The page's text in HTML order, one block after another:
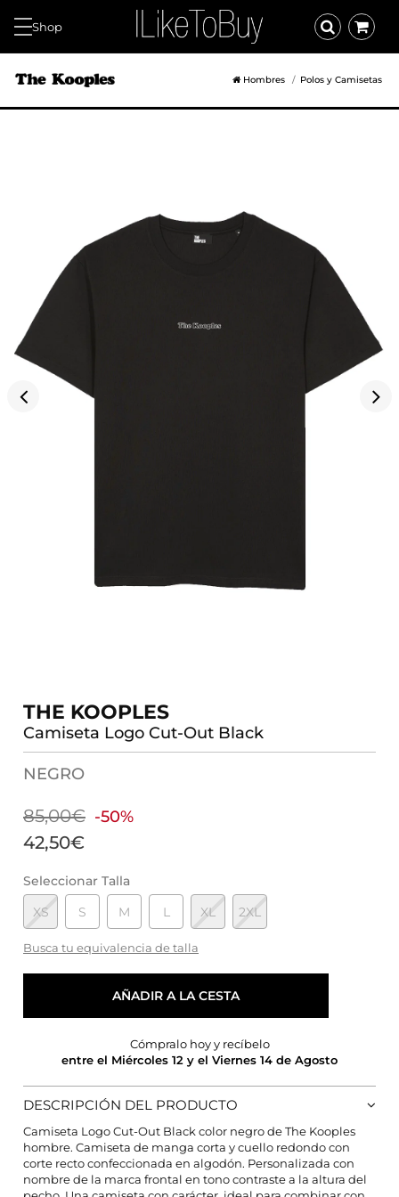
Shop
Hombres Polos y Camisetas
THE KOOPLES
Camiseta Logo Cut-Out Black
NEGRO
85,00€ -50%
42,50€
Seleccionar Talla
XS
S M L XL 2XL
Busca tu equivalencia de talla
AÑADIR A LA CESTA
Cómpralo hoy y recíbelo
entre el Miércoles 12 y el Viernes 14 de Agosto
DESCRIPCIÓN DEL PRODUCTO
Camiseta Logo Cut-Out Black color negro de The Kooples
hombre. Camiseta de manga corta y cuello redondo con
corte recto confeccionada en algodón. Personalizada con
nombre de la marca frontal en tono contraste a la altura del
CONFIGURACIÓN DE COOKIES